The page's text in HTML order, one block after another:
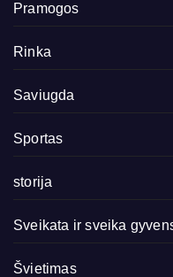
Pramogos
Rinka
Saviugda
Sportas
storija
Sveikata ir sveika
Švietimas